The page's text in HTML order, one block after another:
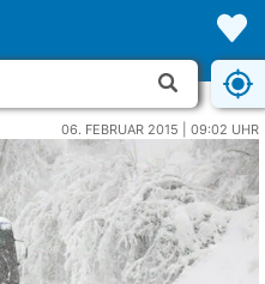
06. FEBRUAR 2015 | 09:02 UHR